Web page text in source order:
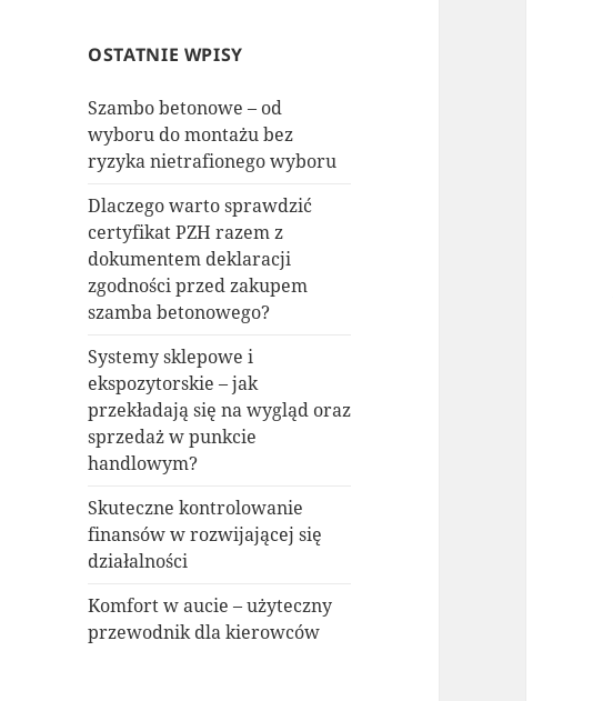
OSTATNIE WPISY
Szambo betonowe – od
wyboru do montażu bez
ryzyka nietrafionego wyboru
Dlaczego warto sprawdzić
certyfikat PZH razem z
dokumentem deklaracji
zgodności przed zakupem
szamba betonowego?
Systemy sklepowe i
ekspozytorskie – jak
przekładają się na wygląd oraz
sprzedaż w punkcie
handlowym?
Skuteczne kontrolowanie
finansów w rozwijającej się
działalności
Komfort w aucie – użyteczny
przewodnik dla kierowców